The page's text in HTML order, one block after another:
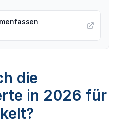
die
in 2026 für